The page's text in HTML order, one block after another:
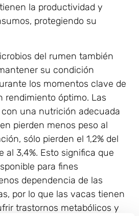
la productividad y
protegiendo su
del rumen también
su condición
los momentos clave de
rendimiento óptimo. Las
una nutrición adecuada
pierden menos peso al
sólo pierden el 1,2% del
al 3,4%. Esto significa que
para fines
dependencia de las
por lo que las vacas tienen
trastornos metabólicos y